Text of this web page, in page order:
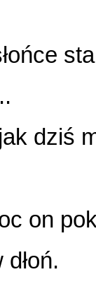
dziś
on